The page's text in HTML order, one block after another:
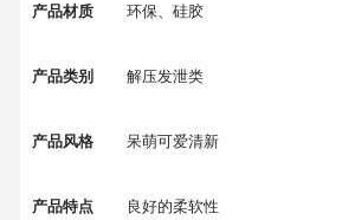
产品材质 环保、硅胶
产品类别 解压发泄类
产品风格 呆萌可爱清新
产品特点 良好的柔软性